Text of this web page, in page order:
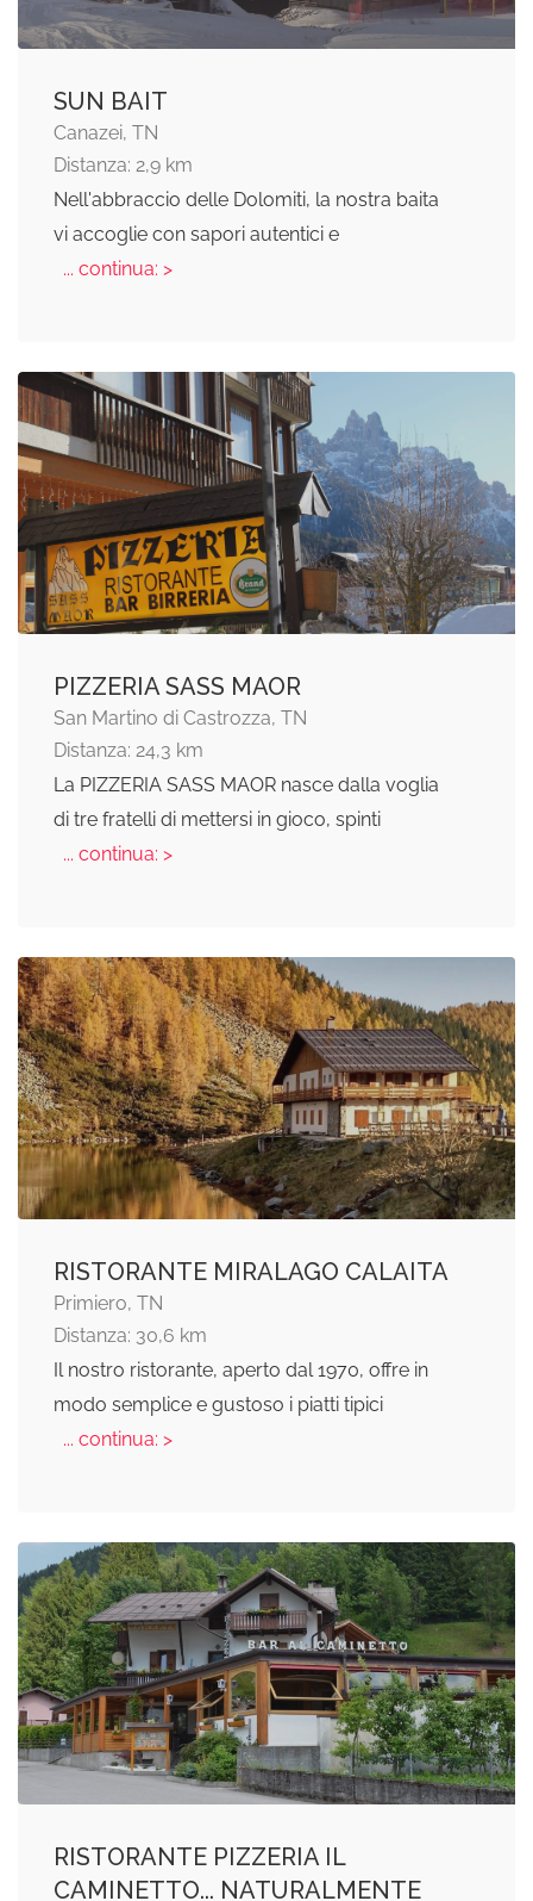
SUN BAIT
Canazei, TN
Distanza: 2,9 km
Nell'abbraccio delle Dolomiti, la nostra baita
vi accoglie con sapori autentici e
... continua: >
PIZZERIA SASS MAOR
San Martino di Castrozza, TN
Distanza: 24,3 km
La PIZZERIA SASS MAOR nasce dalla voglia
di tre fratelli di mettersi in gioco, spinti
... continua: >
RISTORANTE MIRALAGO CALAITA
Primiero, TN
Distanza: 30,6 km
Il nostro ristorante, aperto dal 1970, offre in
modo semplice e gustoso i piatti tipici
... continua: >
RISTORANTE PIZZERIA IL
CAMINETTO... NATURALMENTE